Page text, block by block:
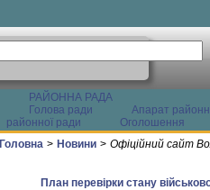
РАЙОННА РАДА
Голова ради
Апарат
районної ради
Оголошення
Головна > Новини > Офіційний сайт
План перевірки стану